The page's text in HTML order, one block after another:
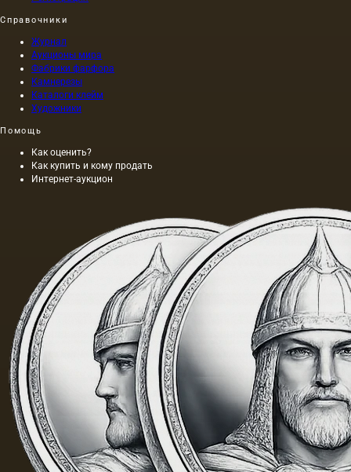
Справочники
Журнал
Аукционы мира
Фабрики фарфора
Камнерезы
Каталоги клейм
Художники
Помощь
Как оценить?
Как купить и кому продать
Интернет-аукцион